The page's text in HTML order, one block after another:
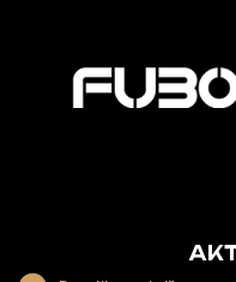
NAŠE NABÍDKA